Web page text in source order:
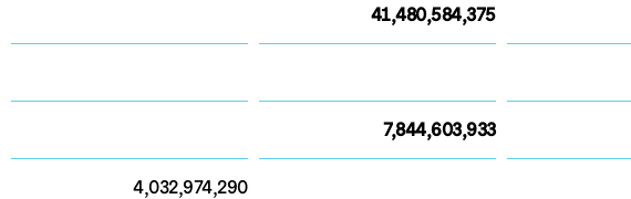
41,480,584,375
7,844,603,933
4,032,974,290